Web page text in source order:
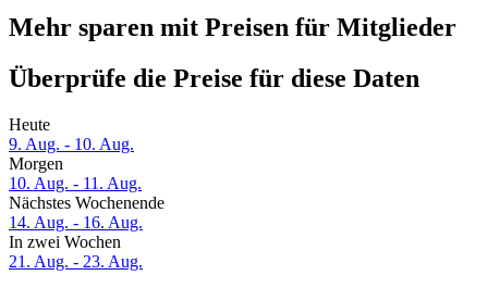
Mehr sparen mit Preisen für Mitglieder
Überprüfe die Preise für diese Daten
Heute
9. Aug. - 10. Aug.
Morgen
10. Aug. - 11. Aug.
Nächstes Wochenende
14. Aug. - 16. Aug.
In zwei Wochen
21. Aug. - 23. Aug.